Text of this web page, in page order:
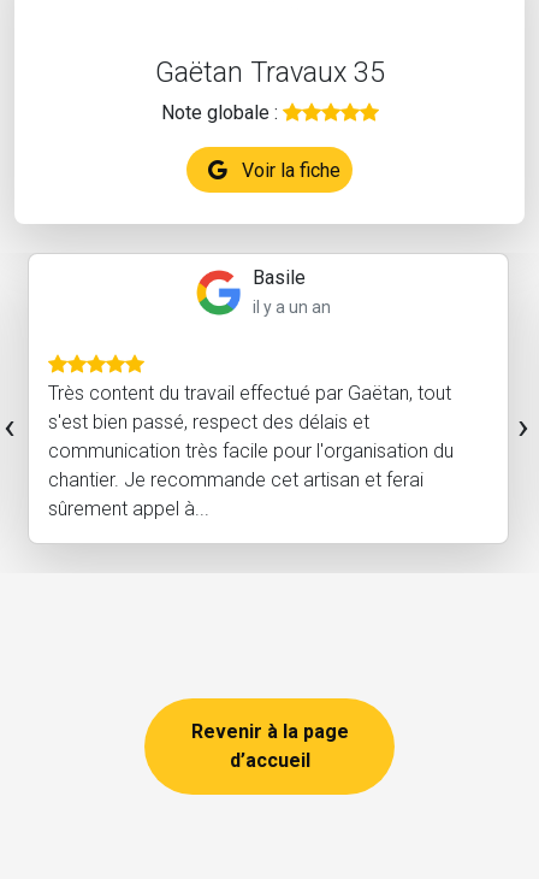
Gaëtan Travaux 35
Note globale :
Voir la fiche
Basile
il y a un an
Très content du travail effectué par Gaëtan, tout
s'est bien passé, respect des délais et
communication très facile pour l'organisation du
chantier. Je recommande cet artisan et ferai
sûrement appel à...
‹ ›
Revenir à la page
d’accueil